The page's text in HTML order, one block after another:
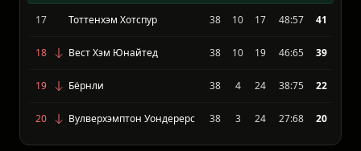
16 Ноттингем Форест 38 11 16 48:51 44
17 Тоттенхэм Хотспур 38 10 17 48:57 41
18 Вест Хэм Юнайтед 38 10 19 46:65 39
19 Бёрнли 38 4 24 38:75 22